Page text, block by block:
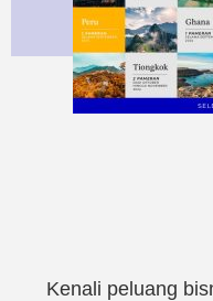
Kenali peluang